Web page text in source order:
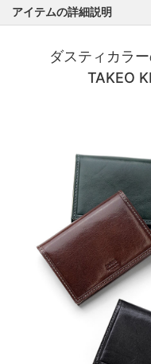
アイテムの詳細説明
ダスティカラ
TAKEO